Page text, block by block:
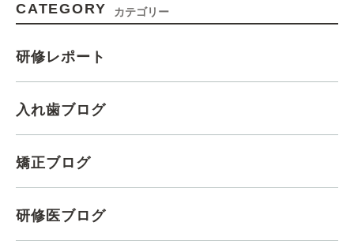
CATEGORY カテゴリー
研修レポート
入れ歯ブログ
矯正ブログ
研修医ブログ